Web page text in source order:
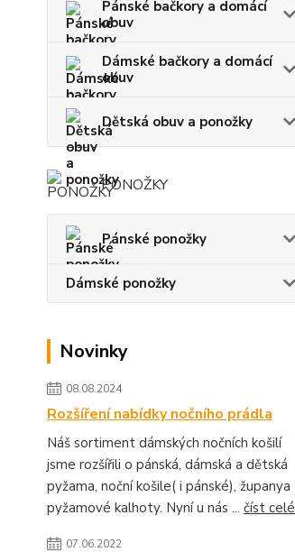
Pánské bačkory a domácí
obuv
Dámské bačkory a domácí
obuv
Dětská obuv a ponožky
PONOŽKY
Pánské ponožky
Dámské ponožky
Novinky
08.08.2024
Rozšíření nabídky nočního prádla
Náš sortiment dámských nočních košilí
jsme rozšířili o pánská, dámská a dětská
pyžama, noční košile( i pánské), županya
pyžamové kalhoty. Nyní u nás ... číst celé
07.06.2022